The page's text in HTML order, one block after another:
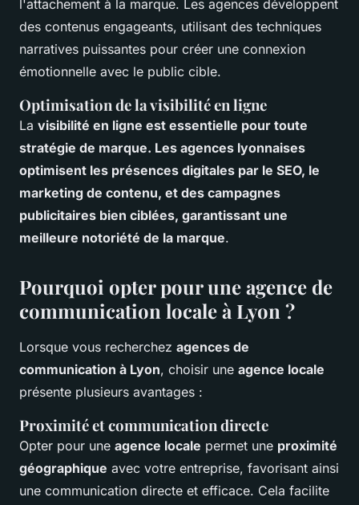
l'attachement à la marque. Les agences développent
des contenus engageants, utilisant des techniques
narratives puissantes pour créer une connexion
émotionnelle avec le public cible.
Optimisation de la visibilité en ligne
La visibilité en ligne est essentielle pour toute
stratégie de marque. Les agences lyonnaises
optimisent les présences digitales par le SEO, le
marketing de contenu, et des campagnes
publicitaires bien ciblées, garantissant une
meilleure notoriété de la marque.
Pourquoi opter pour une agence de
communication locale à Lyon ?
Lorsque vous recherchez agences de
communication à Lyon, choisir une agence locale
présente plusieurs avantages :
Proximité et communication directe
Opter pour une agence locale permet une proximité
géographique avec votre entreprise, favorisant ainsi
une communication directe et efficace. Cela facilite